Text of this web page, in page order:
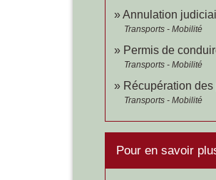
Annulation
Transports - Mobilité
Permis de
Transports - Mobilité
Récupération
Transports - Mobilité
Pour en savoir